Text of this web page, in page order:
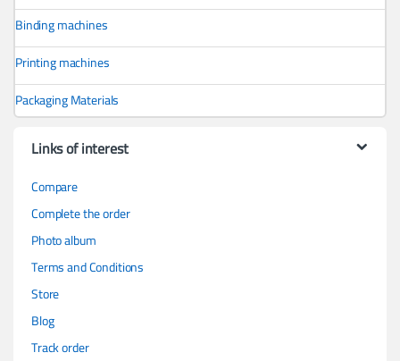
Binding machines
Printing machines
Packaging Materials
Links of interest
Compare
Complete the order
Photo album
Terms and Conditions
Store
Blog
Track order